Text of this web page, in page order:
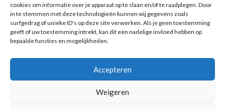
cookies om informatie over je apparaat op te slaan en/of te raadplegen. Door
in te stemmen met deze technologieën kunnen wij gegevens zoals
surfgedrag of unieke ID's op deze site verwerken. Als je geen toestemming
geeft of uw toestemming intrekt, kan dit een nadelige invloed hebben op
bepaalde functies en mogelijkheden.
Accepteren
Weigeren